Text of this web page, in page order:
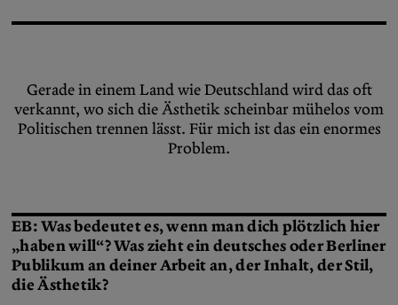
Gerade in einem Land wie Deutschland wird das oft
verkannt, wo sich die Ästhetik scheinbar mühelos vom
Politischen trennen lässt. Für mich ist das ein enormes
Problem.
EB: Was bedeutet es, wenn man dich plötzlich hier
„haben will“? Was zieht ein deutsches oder Berliner
Publikum an deiner Arbeit an, der Inhalt, der Stil,
die Ästhetik?